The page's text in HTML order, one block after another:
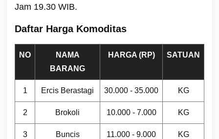
Jam 19.30 WIB.
Daftar Harga Komoditas
NO
NAMA
BARANG
HARGA (RP) SATUAN
1 Ercis Berastagi 30.000 - 35.000 KG
2 Brokoli 10.000 - 7.000 KG
3 Buncis 11.000 - 9.000 KG